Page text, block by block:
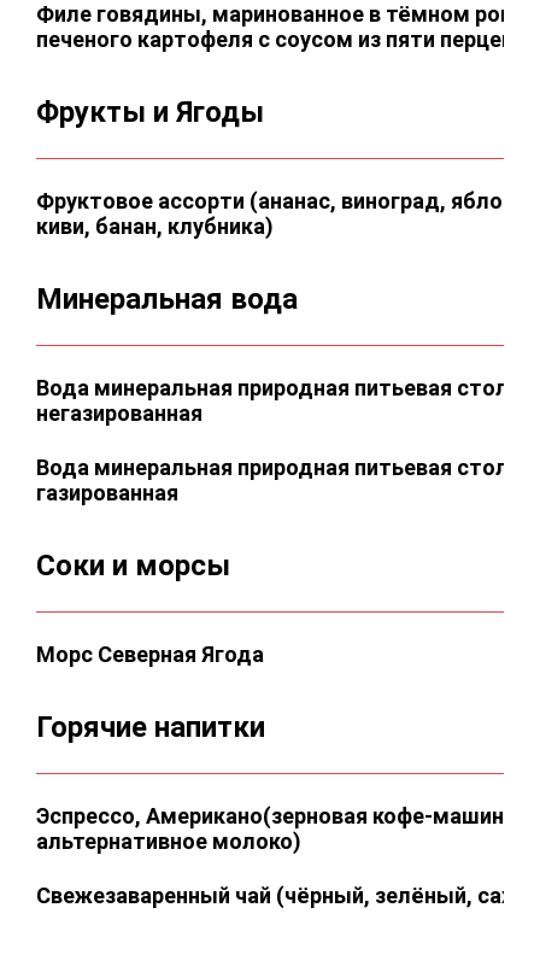
Филе говядины, маринованное в тёмном роме
печеного картофеля с соусом из пяти перцев
Фрукты и Ягоды
Фруктовое ассорти (ананас, виноград, яблоки,
киви, банан, клубника)
Минеральная вода
Вода минеральная природная питьевая
негазированная
Вода минеральная природная питьевая
газированная
Соки и морсы
Морс Северная Ягода
Горячие напитки
Эспрессо, Американо(зерновая кофе-машина,
альтернативное молоко)
Свежезаваренный чай (чёрный, зелёный,